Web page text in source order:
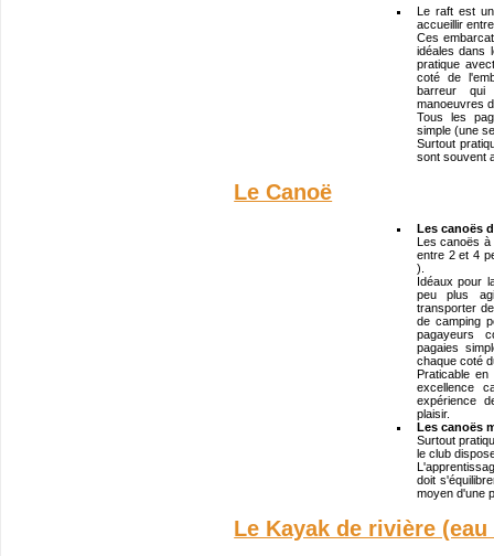
Le raft est
accueillir
Ces
idéales dans
pratique
coté de
barreur
manoeuvres
Tous les
simple (une
Surtout
sont souvent
Le Canoë
Les canoës
Les canoës à
entre 2 et 4
).
Idéaux pour
peu plus
transporter
de camping
pagayeurs
pagaies
chaque coté
Praticable en
excellence
expérience
plaisir.
Les canoës
Surtout
le club
doit
moyen d'une
Le Kayak de rivière